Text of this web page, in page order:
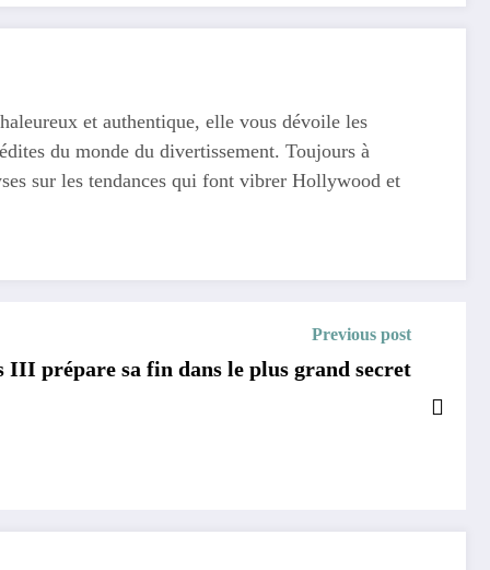
et authentique, elle vous dévoile les
du monde du divertissement. Toujours à
sur les tendances qui font vibrer Hollywood et
Previous post
III prépare sa fin dans le plus grand secret